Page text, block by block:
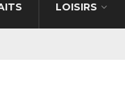
LOISIRS